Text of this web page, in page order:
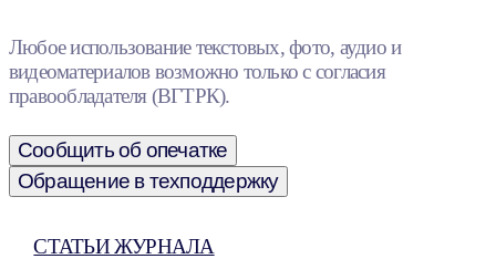
Любое использование текстовых, фото, аудио и
видеоматериалов возможно только с согласия
правообладателя (ВГТРК).
Сообщить об опечатке
Обращение в техподдержку
СТАТЬИ ЖУРНАЛА